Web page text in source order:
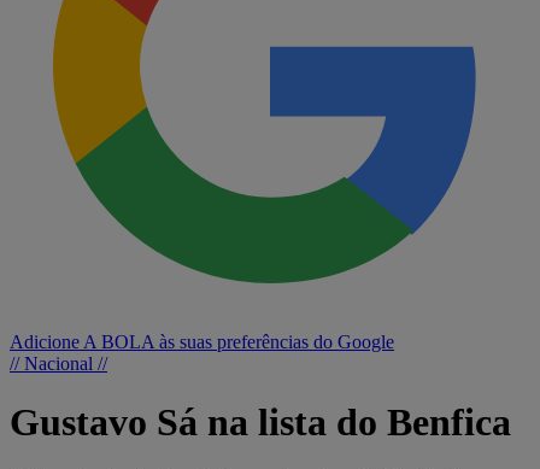
Adicione A BOLA às suas preferências do Google
// Nacional //
Gustavo Sá na lista do Benfica